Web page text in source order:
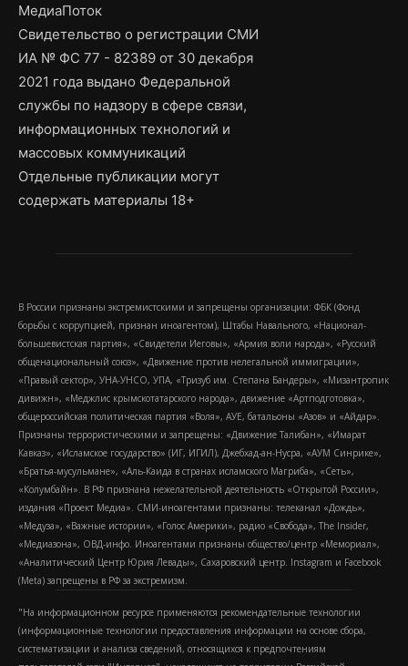
МедиаПоток
Свидетельство о регистрации СМИ
ИА № ФС 77 - 82389 от 30 декабря
2021 года выдано Федеральной
службы по надзору в сфере связи,
информационных технологий и
массовых коммуникаций
Отдельные публикации могут
содержать материалы 18+
В России признаны экстремистскими и запрещены организации: ФБК (Фонд
борьбы с коррупцией, признан иноагентом), Штабы Навального, «Национал-
большевистская партия», «Свидетели Иеговы», «Армия воли народа», «Русский
общенациональный союз», «Движение против нелегальной иммиграции»,
«Правый сектор», УНА-УНСО, УПА, «Тризуб им. Степана Бандеры», «Мизантропик
дивижн», «Меджлис крымскотатарского народа», движение «Артподготовка»,
общероссийская политическая партия «Воля», АУЕ, батальоны «Азов» и «Айдар».
Признаны террористическими и запрещены: «Движение Талибан», «Имарат
Кавказ», «Исламское государство» (ИГ, ИГИЛ), Джебхад-ан-Нусра, «АУМ Синрике»,
«Братья-мусульмане», «Аль-Каида в странах исламского Магриба», «Сеть»,
«Колумбайн». В РФ признана нежелательной деятельность «Открытой России»,
издания «Проект Медиа». СМИ-иноагентами признаны: телеканал «Дождь»,
«Медуза», «Важные истории», «Голос Америки», радио «Свобода», The Insider,
«Медиазона», ОВД-инфо. Иноагентами признаны общество/центр «Мемориал»,
«Аналитический Центр Юрия Левады», Сахаровский центр. Instagram и Facebook
(Metа) запрещены в РФ за экстремизм.
"На информационном ресурсе применяются рекомендательные технологии
(информационные технологии предоставления информации на основе сбора,
систематизации и анализа сведений, относящихся к предпочтениям